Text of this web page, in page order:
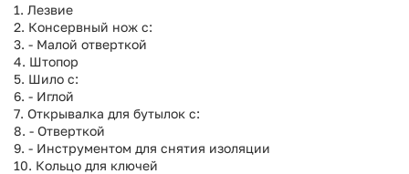
1. Лезвие
2. Консервный нож с:
3. - Малой отверткой
4. Штопор
5. Шило с:
6. - Иглой
7. Открывалка для бутылок с:
8. - Отверткой
9. - Инструментом для снятия изоляции
10. Кольцо для ключей